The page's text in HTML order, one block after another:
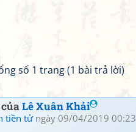
số 1 trang (1 bài trả lời)
Lê Xuân Khải
tiền tửngày 09/04/2019 00:23